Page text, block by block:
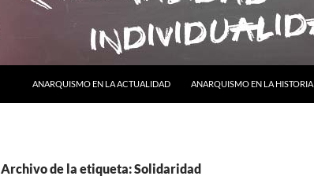
ANARQUISMO EN LA ACTUALIDAD
ANARQUISMO EN LA HISTORIA
Archivo de la etiqueta: Solidaridad